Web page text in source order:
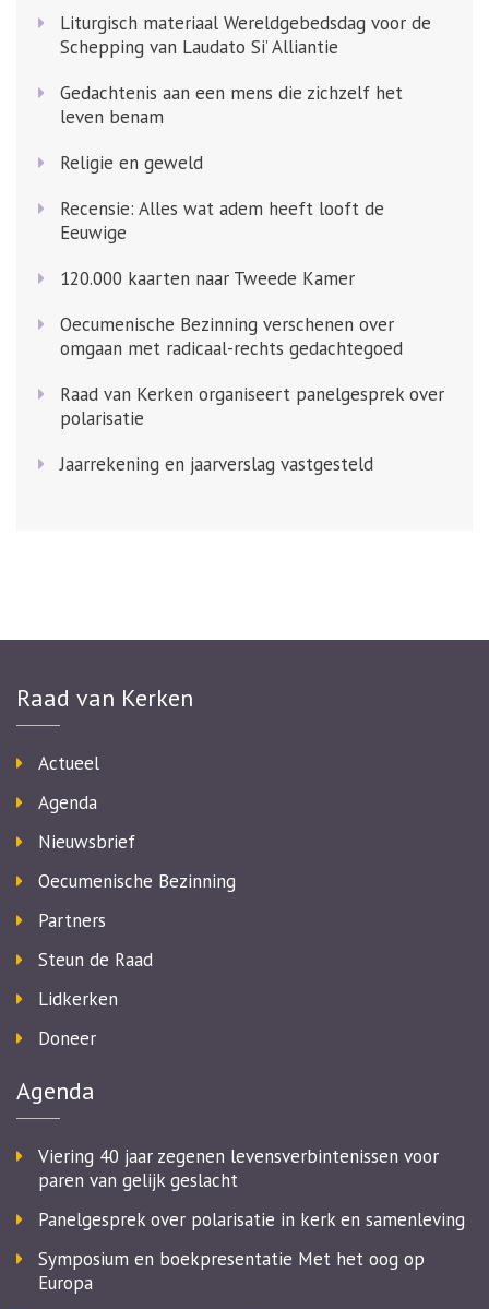
Liturgisch materiaal Wereldgebedsdag voor de
Schepping van Laudato Si’ Alliantie
Gedachtenis aan een mens die zichzelf het
leven benam
Religie en geweld
Recensie: Alles wat adem heeft looft de
Eeuwige
120.000 kaarten naar Tweede Kamer
Oecumenische Bezinning verschenen over
omgaan met radicaal-rechts gedachtegoed
Raad van Kerken organiseert panelgesprek over
polarisatie
Jaarrekening en jaarverslag vastgesteld
Raad van Kerken
Actueel
Agenda
Nieuwsbrief
Oecumenische Bezinning
Partners
Steun de Raad
Lidkerken
Doneer
Agenda
Viering 40 jaar zegenen levensverbintenissen voor
paren van gelijk geslacht
Panelgesprek over polarisatie in kerk en samenleving
Symposium en boekpresentatie Met het oog op
Europa